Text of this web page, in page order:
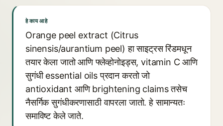
हे काय आहे
Orange peel extract (Citrus
sinensis/aurantium peel) हा साइट्रस रिंडमधून
तयार केला जातो आणि फ्लेव्होनोइड्स, vitamin C आणि
सुगंधी essential oils प्रदान करतो जो
antioxidant आणि brightening claims तसेच
नैसर्गिक सुगंधीकरणासाठी वापरला जातो. हे सामान्यतः
समाविष्ट केले जाते.